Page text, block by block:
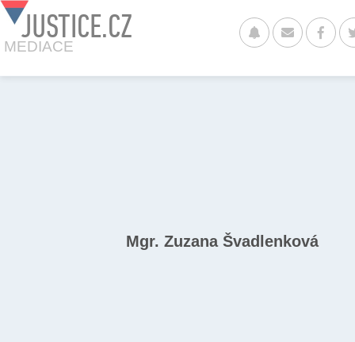
JUSTICE.CZ
MEDIACE
Mgr. Zuzana Švadlenková